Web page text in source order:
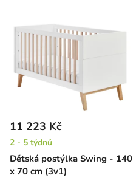
Dětská postýlka Swing - 140
x 70 cm (3v1)
11 223 Kč
2 - 5 týdnů